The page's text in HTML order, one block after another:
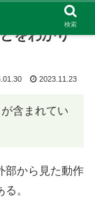
をわかり
2023.11.23
含まれてい
部から見た動作
。
検索